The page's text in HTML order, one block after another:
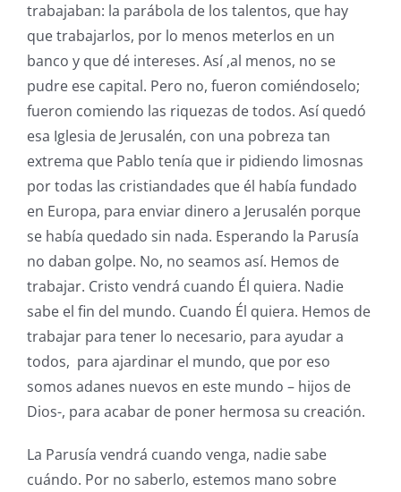
trabajaban: la parábola de los talentos, que hay
que trabajarlos, por lo menos meterlos en un
banco y que dé intereses. Así ,al menos, no se
pudre ese capital. Pero no, fueron comiéndoselo;
fueron comiendo las riquezas de todos. Así quedó
esa Iglesia de Jerusalén, con una pobreza tan
extrema que Pablo tenía que ir pidiendo limosnas
por todas las cristiandades que él había fundado
en Europa, para enviar dinero a Jerusalén porque
se había quedado sin nada. Esperando la Parusía
no daban golpe. No, no seamos así. Hemos de
trabajar. Cristo vendrá cuando Él quiera. Nadie
sabe el fin del mundo. Cuando Él quiera. Hemos de
trabajar para tener lo necesario, para ayudar a
todos, para ajardinar el mundo, que por eso
somos adanes nuevos en este mundo – hijos de
Dios-, para acabar de poner hermosa su creación.
La Parusía vendrá cuando venga, nadie sabe
cuándo. Por no saberlo, estemos mano sobre